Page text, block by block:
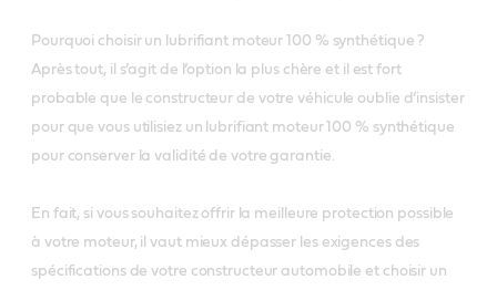
Pourquoi choisir un lubrifiant moteur 100 % synthétique ?
Après tout, il s’agit de l’option la plus chère et il est fort
probable que le constructeur de votre véhicule oublie d’insister
pour que vous utilisiez un lubrifiant moteur 100 % synthétique
pour conserver la validité de votre garantie.
En fait, si vous souhaitez offrir la meilleure protection possible
à votre moteur, il vaut mieux dépasser les exigences des
spécifications de votre constructeur automobile et choisir un